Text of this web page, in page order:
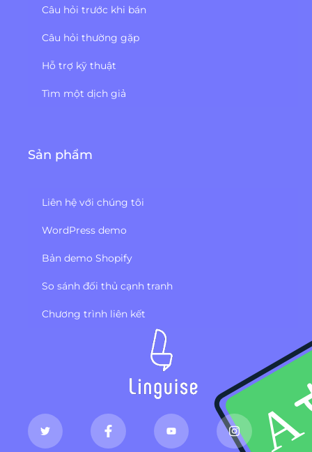
Câu hỏi trước khi bán
Câu hỏi thường gặp
Hỗ trợ kỹ thuật
Tìm một dịch giả
Sản phẩm
Liên hệ với chúng tôi
WordPress demo
Bản demo Shopify
So sánh đối thủ cạnh tranh
Chương trình liên kết